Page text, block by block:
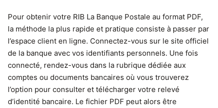
Pour obtenir votre RIB La Banque Postale au format PDF,
la méthode la plus rapide et pratique consiste à passer par
l’espace client en ligne. Connectez-vous sur le site officiel
de la banque avec vos identifiants personnels. Une fois
connecté, rendez-vous dans la rubrique dédiée aux
comptes ou documents bancaires où vous trouverez
l’option pour consulter et télécharger votre relevé
d’identité bancaire. Le fichier PDF peut alors être